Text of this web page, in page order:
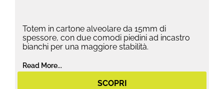
Totem in cartone alveolare da 15mm di
spessore, con due comodi piedini ad incastro
bianchi per una maggiore stabilità.
Read More...
SCOPRI